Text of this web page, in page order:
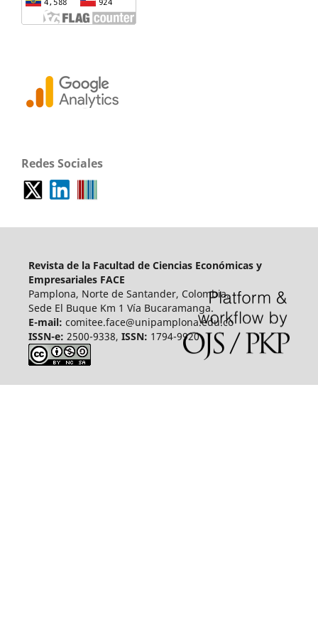
Redes Sociales
Revista de la Facultad de Ciencias Económicas y
Empresariales FACE
Pamplona, Norte de Santander, Colombia.
Sede El Buque Km 1 Vía Bucaramanga.
E-mail: comitee.face@unipamplona.edu.co
ISSN-e: 2500-9338, ISSN: 1794-9920